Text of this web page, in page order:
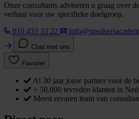
Onze consultants adviseren u graag over
verhaal voor uw specifieke doelgroep.
010 433 33 22
Chat met ons
Favoriet
Al 30 jaar jouw partner voor de
+ 50.000 tevreden klanten in
Meest ervaren team van